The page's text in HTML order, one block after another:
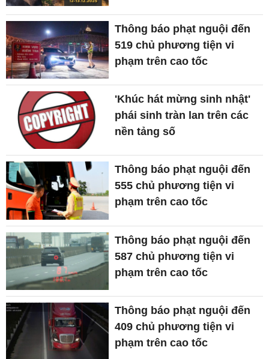
Thông báo phạt nguội đến
519 chủ phương tiện vi
phạm trên cao tốc
'Khúc hát mừng sinh nhật'
phái sinh tràn lan trên các
nền tảng số
Thông báo phạt nguội đến
555 chủ phương tiện vi
phạm trên cao tốc
Thông báo phạt nguội đến
587 chủ phương tiện vi
phạm trên cao tốc
Thông báo phạt nguội đến
409 chủ phương tiện vi
phạm trên cao tốc